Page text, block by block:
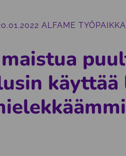
ALFAME